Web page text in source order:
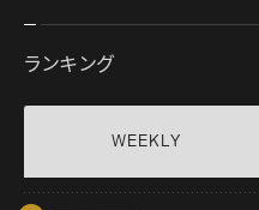
ランキング
WEEKLY